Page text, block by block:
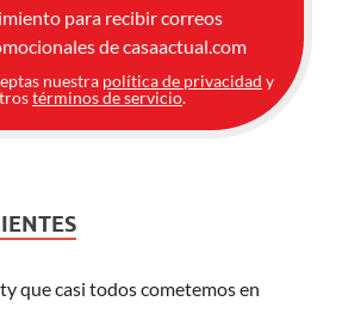
para recibir correos
de casaactual.com
nuestra política de privacidad y
términos de servicio.
que casi todos cometemos en